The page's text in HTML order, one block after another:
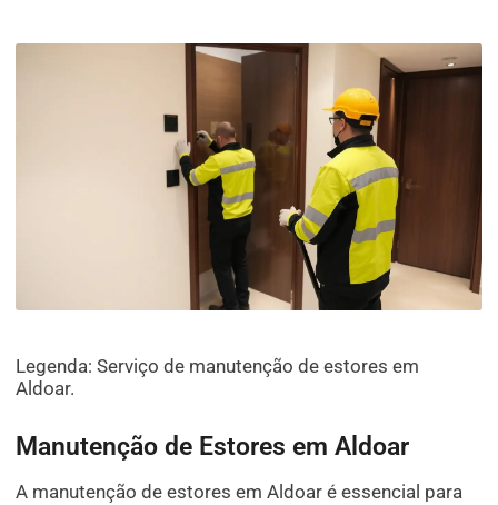
Legenda: Serviço de manutenção de estores em
Aldoar.
Manutenção de Estores em Aldoar
A manutenção de estores em Aldoar é essencial para